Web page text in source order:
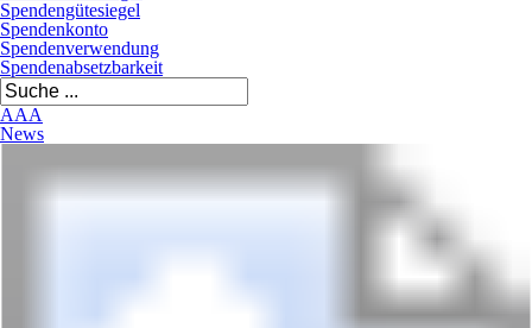
Spendengütesiegel
Spendenkonto
Spendenverwendung
Spendenabsetzbarkeit
AAA
News